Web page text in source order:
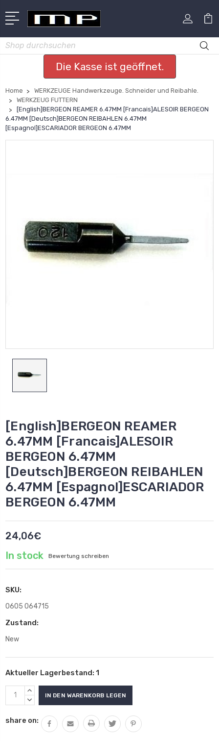
Suchen
Die Kasse ist geöffnet.
Home
WERKZEUGE Handwerkzeuge. Schneider und Reibahle.
WERKZEUG FUTTERN
[English]BERGEON REAMER 6.47MM [Francais]ALESOIR BERGEON
6.47MM [Deutsch]BERGEON REIBAHLEN 6.47MM
[Espagnol]ESCARIADOR BERGEON 6.47MM
[English]BERGEON REAMER
6.47MM [Francais]ALESOIR
BERGEON 6.47MM
[Deutsch]BERGEON REIBAHLEN
6.47MM [Espagnol]ESCARIADOR
BERGEON 6.47MM
24,06€
In stock
Bewertung schreiben
SKU:
0605 064715
Zustand:
New
Aktueller Lagerbestand: 1
MENGE
VON
ERHÖHEN
MENGE
UNDEFINED
VERRINGERN
share on: